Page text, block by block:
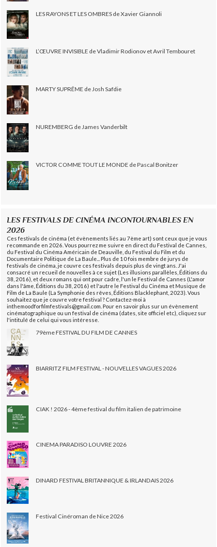
LES RAYONS ET LES OMBRES de Xavier Giannoli
L’ŒUVRE INVISIBLE de Vladimir Rodionov et Avril Tembouret
MARTY SUPRÊME de Josh Safdie
NUREMBERG de James Vanderbilt
VICTOR COMME TOUT LE MONDE de Pascal Bonitzer
LES FESTIVALS DE CINÉMA INCONTOURNABLES EN
2026
Ces festivals de cinéma (et évènements liés au 7ème art) sont ceux que je vous
recommande en 2026. Vous pourrez me suivre en direct du Festival de Cannes,
du Festival du Cinéma Américain de Deauville, du Festival du Film et du
Documentaire Politique de La Baule... Plus de 10 fois membre de jurys de
festivals de cinéma, je couvre ces festivals depuis plus de vingt ans. J'ai
consacré un recueil de nouvelles à ce sujet (Les illusions parallèles, Éditions du
38, 2016), et deux romans qui ont pour cadre, l'un le Festival de Cannes (L'amor
dans l'âme, Éditions du 38, 2016) et l'autre le Festival du Cinéma et Musique de
Film de La Baule (La Symphonie des rêves, Éditions Blacklephant, 2023). Vous
souhaitez que je couvre votre festival ? Contactez-moi à
inthemoodforfilmfestivals@gmail.com. Pour en savoir plus sur un évènement
cinématographique ou un festival de cinéma (dates, site officiel etc), cliquez sur
l'intitulé de celui qui vous intéresse.
79ème FESTIVAL DU FILM DE CANNES
BIARRITZ FILM FESTIVAL - NOUVELLES VAGUES 2026
CIAK ! 2026 - 4ème festival du film italien de patrimoine
CINEMA PARADISO LOUVRE 2026
DINARD FESTIVAL BRITANNIQUE & IRLANDAIS 2026
Festival Cinéroman de Nice 2026